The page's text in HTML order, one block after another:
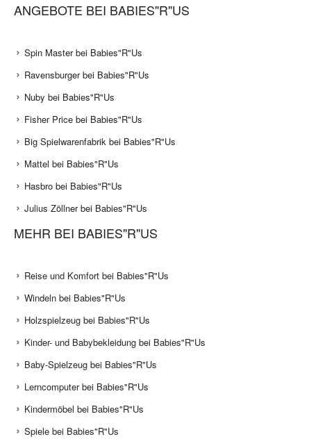
ANGEBOTE BEI BABIES"R"US
Spin Master bei Babies"R"Us
Ravensburger bei Babies"R"Us
Nuby bei Babies"R"Us
Fisher Price bei Babies"R"Us
Big Spielwarenfabrik bei Babies"R"Us
Mattel bei Babies"R"Us
Hasbro bei Babies"R"Us
Julius Zöllner bei Babies"R"Us
MEHR BEI BABIES"R"US
Reise und Komfort bei Babies"R"Us
Windeln bei Babies"R"Us
Holzspielzeug bei Babies"R"Us
Kinder- und Babybekleidung bei Babies"R"Us
Baby-Spielzeug bei Babies"R"Us
Lerncomputer bei Babies"R"Us
Kindermöbel bei Babies"R"Us
Spiele bei Babies"R"Us